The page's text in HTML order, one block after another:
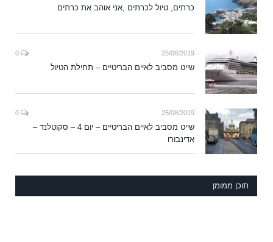
כרתים, טיול לכרתים ,אני אוהב את כרתים
25/08/2019
שייט מסביב לאיים הבריטיים – תחילת הטיול
25/08/2019
שייט מסביב לאיים הבריטיים – יום 4 – סקוטלנד –
אדינבורו
תוכן ממומן